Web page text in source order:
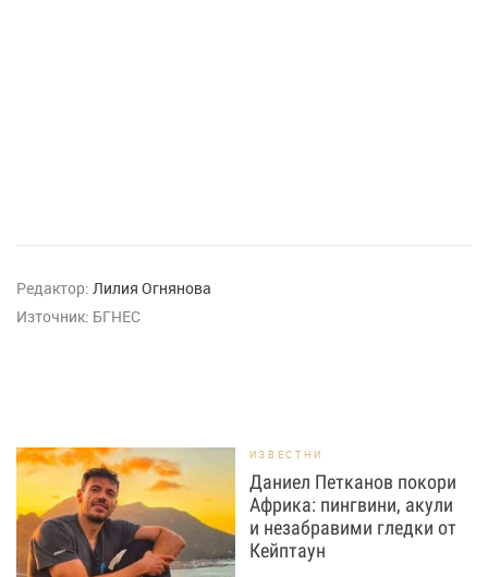
Редактор: Лилия Огнянова
Източник: БГНЕС
ИЗВЕСТНИ
Даниел Петканов покори
Африка: пингвини, акули
и незабравими гледки от
Кейптаун